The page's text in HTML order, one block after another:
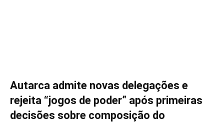
Autarca admite novas delegações e
rejeita “jogos de poder” após primeiras
decisões sobre composição do